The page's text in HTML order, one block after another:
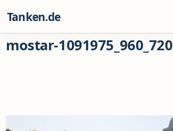
Tanken.de
mostar-1091975_960_720